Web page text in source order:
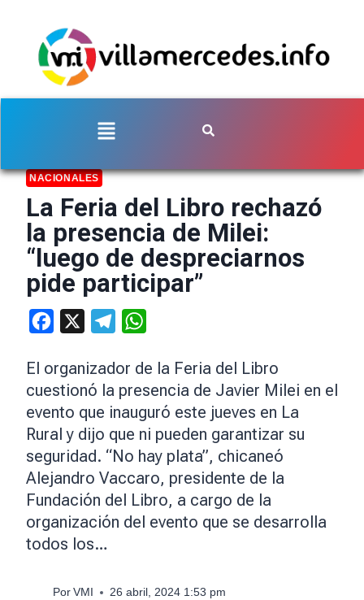
NACIONALES
La Feria del Libro rechazó
la presencia de Milei:
“luego de despreciarnos
pide participar”
Facebook Telegram
El organizador de la Feria del Libro
cuestionó la presencia de Javier Milei en el
evento que inauguró este jueves en La
Rural y dijo que ni pueden garantizar su
seguridad. “No hay plata”, chicaneó
Alejandro Vaccaro, presidente de la
Fundación del Libro, a cargo de la
organización del evento que se desarrolla
todos los…
Por VMI 26 abril, 2024 1:53 pm